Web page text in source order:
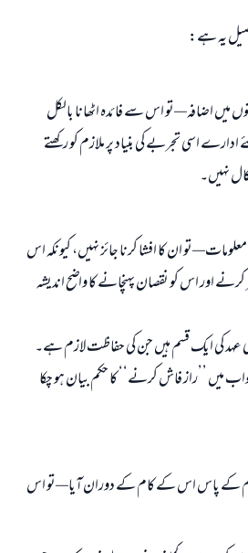
یہ ہے:
میں اضافہ—تو اس سے فائدہ اٹھانا بالکل
اسی تجربے کی بنیاد پر ملازم کو رکھتے
نہیں۔
ان کا افشا کرنا جائز نہیں، کیونکہ اس
کرنے اور اس کو نقصان پہنچانے کا واضح اندیشہ
عہد کی ایک قسم ہیں جن کی حفاظت لازم ہے۔
کے جواب میں ’’راز فاش کرنے‘‘ کا حکم بیان ہو چکا
کے پاس اس کے کام کے دوران آیا—تو اس
(مسلم : 1893)
ابھی تعاون کریں